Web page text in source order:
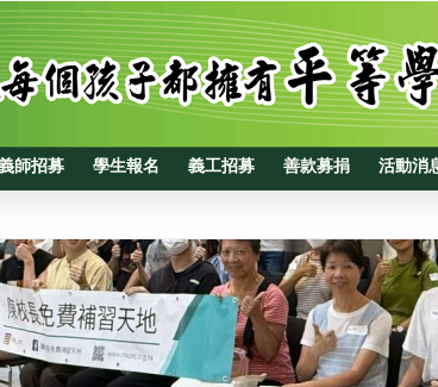
師招募 學生報名 義工招募 善款募捐 活動消